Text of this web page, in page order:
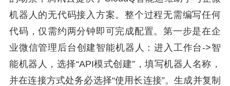
机器人的无代码接入方案。整个过程无需编写任何
代码，仅需约两分钟即可完成配置。第一步是在企
业微信管理后台创建智能机器人：进入工作台->智
能机器人，选择“API模式创建”，填写机器人名称，
并在连接方式处务必选择“使用长连接”。生成并复制